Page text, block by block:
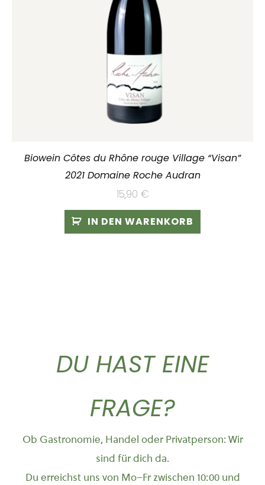
Biowein Côtes du Rhône rouge Village “Visan”
2021 Domaine Roche Audran
15,90 €
IN DEN WARENKORB
DU HAST EINE
FRAGE?
Ob Gastronomie, Handel oder Privatperson: Wir
sind für dich da.
Du erreichst uns von Mo–Fr zwischen 10:00 und